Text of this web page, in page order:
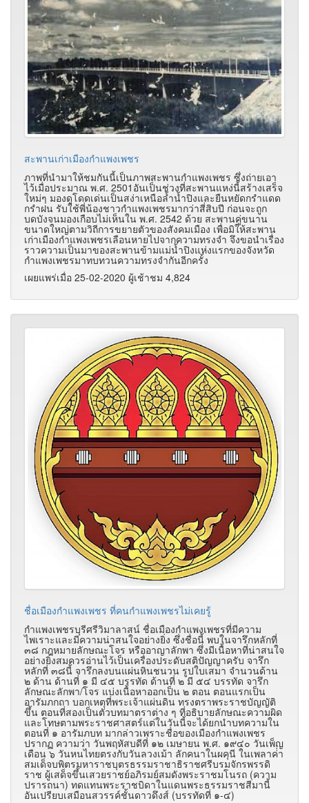
สะพานเก่าเมืองกำแพงเพชร
ภาพที่นำมาให้ชมกันนี้เป็นภาพสะพานกำแพงเพชร ซึ่งถ่ายเอา
ไว้เมื่อประมาณ พ.ศ. 2501อันเป็นช่วงที่สะพานแหง่นี้สร้างเสร็จ
ใหม่ๆ มองดูโดดเด่นเป็นสง่าเหนือล้ำน้ำปิงและยืนหยัดกรำแดด
กรำฝน รับใช้พี่น้องชาวกำแพงเพชรมากว่าสี่สิบปี ก่อนจะถูก
บดบังจนมองเกือบไม่เห็นใน พ.ศ. 2542 ด้วย สะพานคู่ขนาน
ขนาดใหญ่ตามวิถีการขยายตัวของสังคมเมือง เพื่อมิให้สะพาน
เก่าเมืองกำแพงเพชรเลือนหายไปจากความทรงจำ จึงขอนำเรื่อง
ราวความเป็นมาของสะพานข้ามแม่น้ำปิงแห่งแรกของจังหวัด
กำแพงเพชรมาทบทวนความทรงจำกันอีกครั้ง
เผยแพร่เมื่อ 25-02-2020 ผู้เช้าชม 4,824
ชื่อเมืองกำแพงเพชร ที่คนกำแพงเพชรไม่เคยรู้
กำแพงเพชรบุรีศรีวิมาลาสน์ ชื่อเมืองกำแพงเพชรที่มีความ
ไพเราะและมีความน่าสนใจอย่างยิ่ง ซึ่งชื่อนี้ พบในจารึกหลักที่
๓๘ กฎหมายลักษณะโจร หรืออาญาลักพา ซึ่งมีเนื้อหาที่น่าสนใจ
อย่างยิ่งสมควรอ่านไว้เป็นเครื่องประดับสติปัญญาครับ จารึก
หลักที่ ๓๘นี้ จารึกลงบนแผ่นหินชนวน รูปใบเสมา จำนวนด้าน
๒ ด้าน ด้านที่ ๑ มี ๔๕ บรรทัด ด้านที่ ๒ มี ๕๔ บรรทัด จารึก
ลักษณะลักพา/โจร แบ่งเนื้อหาออกเป็น ๒ ตอน ตอนแรกเป็น
อารัมภกถา บอกเหตุที่พระเจ้าแผ่นดิน ทรงตราพระราชบัญญัติ
ขึ้น ตอนที่สองเป็นตัวบทมาตราต่าง ๆ ที่อธิบายลักษณะความผิด
และโทษตามพระราชศาสตร์แต่ในวันนี้จะได้ยกนำบทความใน
ตอนที่ ๑ อารัมภบท มากล่าวเพราะชื่อของเมืองกำแพงเพชร
ปรากฏ ความว่า วันพฤหัสบดีที่ ๑๒ เมษายน พ.ศ. ๑๙๔๐ วันเพ็ญ
เดือน ๖ วันหนไทยตรงกับวันลวงเม้า ลักคนาในผคุนี ในเพลาค่ํา
สมเด็จบพิตรมหาราชบุตรธรรมราชาธิราชศรีบรมจักรพรรดิ
ราช ผู้เสด็จขึ้นเสวยราชย์อภิรมย์สมดังพระราชมโนรถ (ความ
ปรารถนา) ทดแทนพระราชบิดาในแดนพระธรรมราชสีมานี้
อันเปรียบเสมือนสวรรค์ชั้นดาวดึงส์ (บรรทัดที่ ๑-๔)